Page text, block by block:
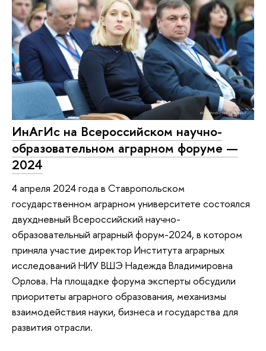
ИнАгИс на Всероссийском научно-
образовательном аграрном форуме —
2024
4 апреля 2024 года в Ставропольском
государственном аграрном университете состоялся
двухдневный Всероссийский научно-
образовательный аграрный форум-2024, в котором
приняла участие директор Института аграрных
исследований НИУ ВШЭ Надежда Владимировна
Орлова. На площадке форума эксперты обсудили
приоритеты аграрного образования, механизмы
взаимодействия науки, бизнеса и государства для
развития отрасли.